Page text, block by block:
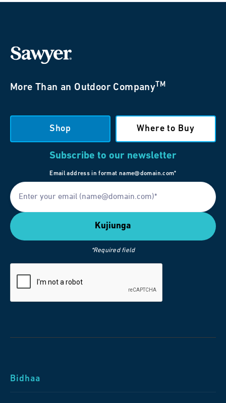
More Than an Outdoor CompanyTM
Shop Where to Buy
Subscribe to our newsletter
Email address in format name@domain.com*
*Required field
Bidhaa